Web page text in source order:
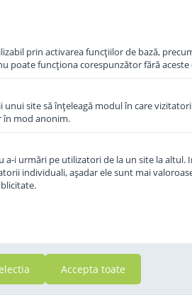
prin activarea funcţiilor de bază,
poate funcţiona corespunzător fără
site să înţeleagă modul în care
în mod anonim.
i urmări pe utilizatori de la un site la altul.
individuali, aşadar ele sunt mai
Accepta toate